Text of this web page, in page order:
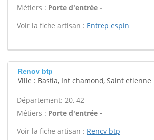
Métiers : Porte d'entrée -
Voir la fiche artisan : Entrep espin
Renov btp
Ville : Bastia, Int chamond, Saint etienne
Département: 20, 42
Métiers : Porte d'entrée -
Voir la fiche artisan : Renov btp